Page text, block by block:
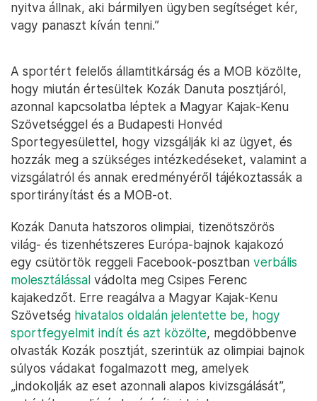
nyitva állnak, aki bármilyen ügyben segítséget kér,
vagy panaszt kíván tenni.”
A sportért felelős államtitkárság és a MOB közölte,
hogy miután értesültek Kozák Danuta posztjáról,
azonnal kapcsolatba léptek a Magyar Kajak-Kenu
Szövetséggel és a Budapesti Honvéd
Sportegyesülettel, hogy vizsgálják ki az ügyet, és
hozzák meg a szükséges intézkedéseket, valamint a
vizsgálatról és annak eredményéről tájékoztassák a
sportirányítást és a MOB-ot.
Kozák Danuta hatszoros olimpiai, tizenötszörös
világ- és tizenhétszeres Európa-bajnok kajakozó
egy csütörtök reggeli Facebook-posztban verbális
molesztálással vádolta meg Csipes Ferenc
kajakedzőt. Erre reagálva a Magyar Kajak-Kenu
Szövetség hivatalos oldalán jelentette be, hogy
sportfegyelmit indít és azt közölte, megdöbbenve
olvasták Kozák posztját, szerintük az olimpiai bajnok
súlyos vádakat fogalmazott meg, amelyek
„indokolják az eset azonnali alapos kivizsgálását”,